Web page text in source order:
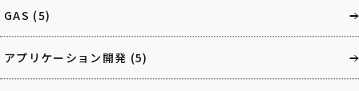
GAS (5)
アプリケーション開発 (5)